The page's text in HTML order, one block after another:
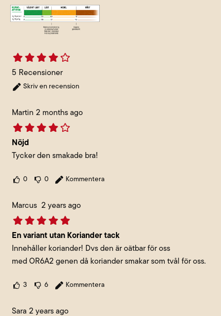
5 Recensioner
Skriv en recension
Martin 2 months ago
Nöjd
Tycker den smakade bra!
0 0 Kommentera
Marcus 2 years ago
En variant utan Koriander tack
Innehåller koriander! Dvs den är oätbar för oss
med OR6A2 genen då koriander smakar som tvål för oss.
3 6 Kommentera
Sara 2 years ago